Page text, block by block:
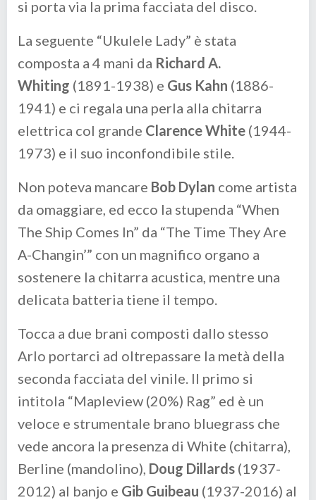
si porta via la prima facciata del disco.
La seguente “Ukulele Lady” è stata
composta a 4 mani da Richard A.
Whiting (1891-1938) e Gus Kahn (1886-
1941) e ci regala una perla alla chitarra
elettrica col grande Clarence White (1944-
1973) e il suo inconfondibile stile.
Non poteva mancare Bob Dylan come artista
da omaggiare, ed ecco la stupenda “When
The Ship Comes In” da “The Time They Are
A-Changin’” con un magnifico organo a
sostenere la chitarra acustica, mentre una
delicata batteria tiene il tempo.
Tocca a due brani composti dallo stesso
Arlo portarci ad oltrepassare la metà della
seconda facciata del vinile. Il primo si
intitola “Mapleview (20%) Rag” ed è un
veloce e strumentale brano bluegrass che
vede ancora la presenza di White (chitarra),
Berline (mandolino), Doug Dillards (1937-
2012) al banjo e Gib Guibeau (1937-2016) al